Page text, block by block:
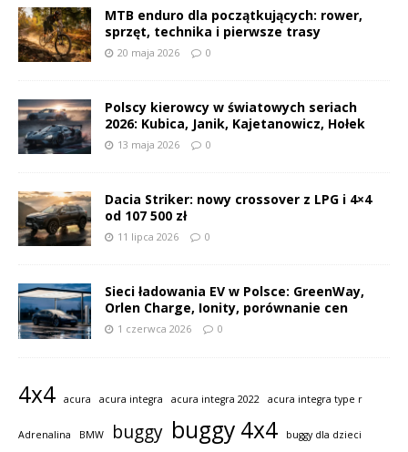
MTB enduro dla początkujących: rower,
sprzęt, technika i pierwsze trasy
20 maja 2026 0
Polscy kierowcy w światowych seriach
2026: Kubica, Janik, Kajetanowicz, Hołek
13 maja 2026 0
Dacia Striker: nowy crossover z LPG i 4×4
od 107 500 zł
11 lipca 2026 0
Sieci ładowania EV w Polsce: GreenWay,
Orlen Charge, Ionity, porównanie cen
1 czerwca 2026 0
4x4 acura acura integra acura integra 2022 acura integra type r
Adrenalina BMW buggy buggy 4x4
buggy dla dzieci